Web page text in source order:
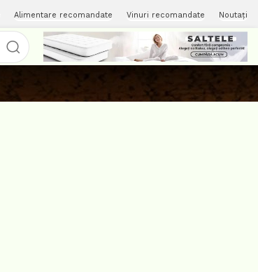
Alimentare recomandate Vinuri recomandate Noutați